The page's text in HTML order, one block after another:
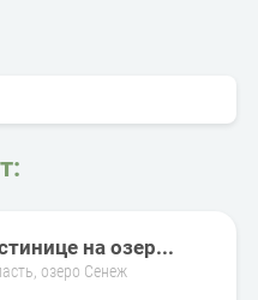
на озер...
озеро Сенеж